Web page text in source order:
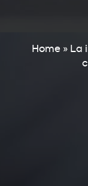
Home» La